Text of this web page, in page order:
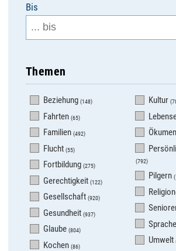
Bis
Themen
Beziehung(148)
Fahrten(65)
Familien(492)
Flucht(55)
Fortbildung(275)
Gerechtigkeit(122)
Gesellschaft(920)
Gesundheit(937)
Glaube(804)
Kochen(86)
Kultur
(792)
Pilgern
Umwelt